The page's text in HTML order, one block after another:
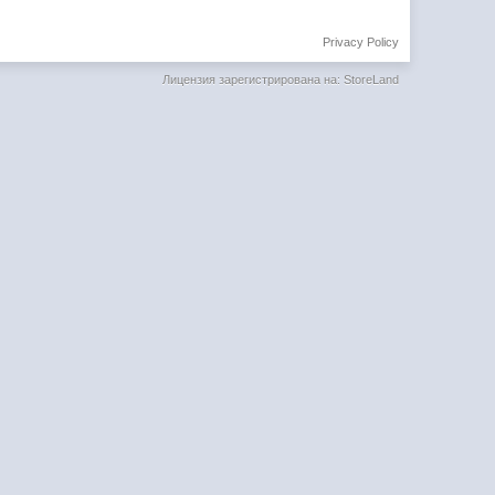
Privacy Policy
Лицензия зарегистрирована на: StoreLand